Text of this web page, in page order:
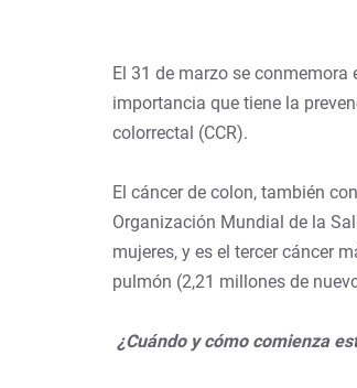
El 31 de marzo se
importancia que tiene la
colorrectal (CCR).
El cáncer de colon, también
Organización Mundial de la
mujeres, y es el tercer cáncer
pulmón (2,21 millones de
¿Cuándo y cómo comienza